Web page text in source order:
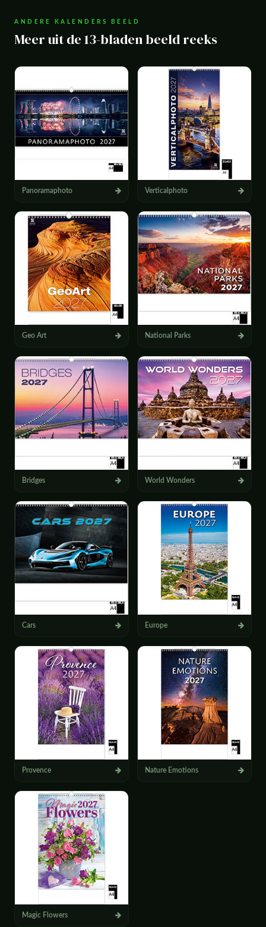
ANDERE KALENDERS BEELD
Meer uit de 13-bladen beeld reeks
Panoramaphoto Verticalphoto
Geo Art National Parks
Bridges World Wonders
Cars Europe
Provence Nature Emotions
Magic Flowers